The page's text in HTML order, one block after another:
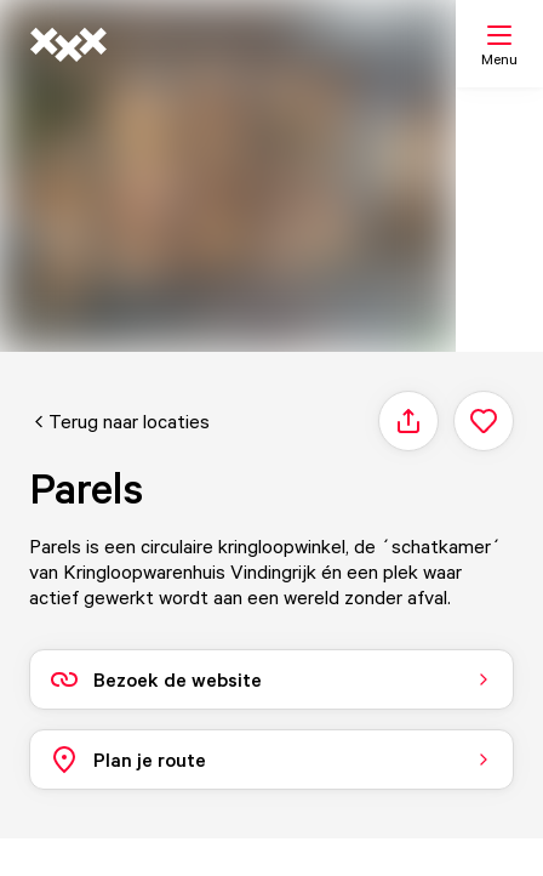
Menu
Terug naar locaties Delen
Parels
Parels is een circulaire kringloopwinkel, de ´schatkamer´
van Kringloopwarenhuis Vindingrijk én een plek waar
actief gewerkt wordt aan een wereld zonder afval.
Bezoek de website
Plan je route